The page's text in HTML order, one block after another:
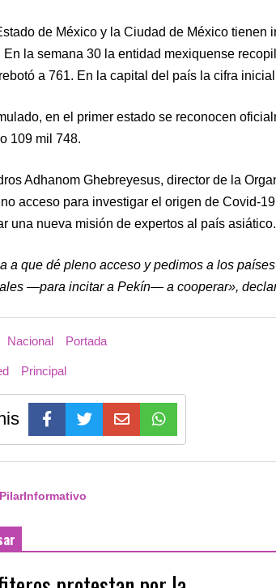
de México y la Ciudad de México tienen
En la semana 30 la entidad mexiquense
a 761. En la capital del país la cifra
en el primer estado se reconocen
109 mil 748.
Adhanom Ghebreyesus, director de la
acceso para investigar el origen de Covid-
una nueva misión de expertos al país asiático.
a que dé pleno acceso y pedimos a los
—para incitar a Pekín— a cooperar»,
Nacional Portada
Principal
PilarInformativo